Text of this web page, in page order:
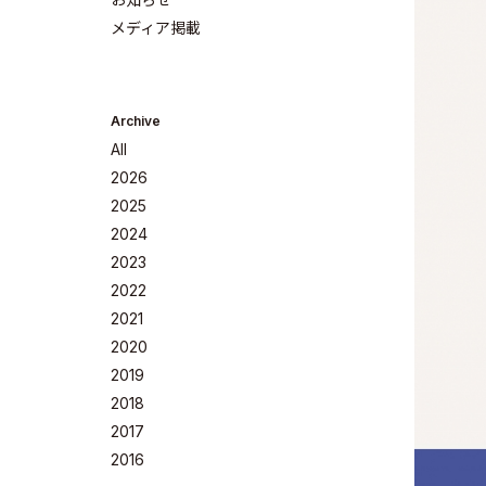
Company
メディア掲載
Archive
All
2026
2025
2024
2023
2022
2021
2020
2019
2018
2017
2016